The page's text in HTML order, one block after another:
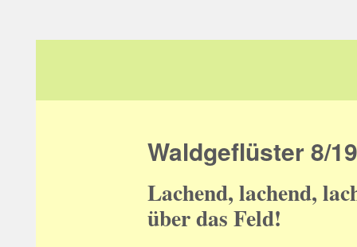
Waldgeflüster 8/19
Lachend, lachend,
über das Feld!